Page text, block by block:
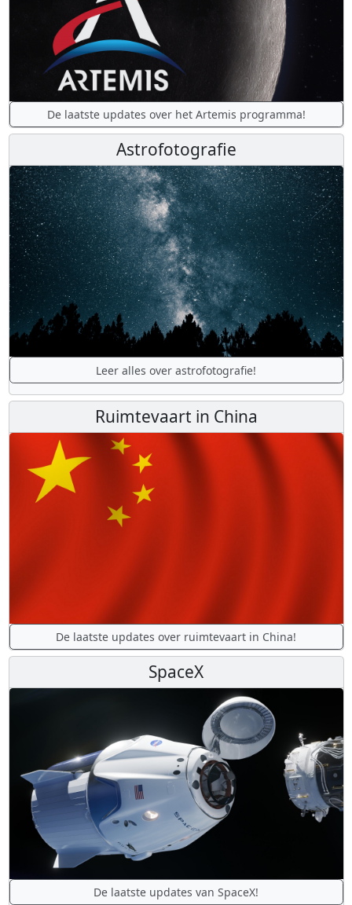
De laatste updates over het Artemis programma!
Astrofotografie
Leer alles over astrofotografie!
Ruimtevaart in China
De laatste updates over ruimtevaart in China!
SpaceX
De laatste updates van SpaceX!